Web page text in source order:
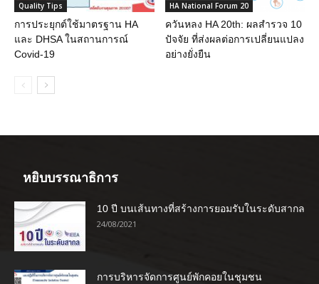
Quality Tips
การประยุกต์ใช้มาตรฐาน HA
และ DHSA ในสถานการณ์
Covid-19
HA National Forum 20
ควันหลง HA 20th: ผลสำรวจ 10
ปัจจัย ที่ส่งผลต่อการเปลี่ยนแปลง
อย่างยั่งยืน
หยิบบรรณาธิการ
10 ปี บนเส้นทางที่สร้างการยอมรับในระดับสากล
24/08/2021
การบริหารจัดการศูนย์พักคอยในชุมชน